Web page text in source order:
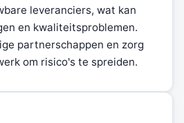
leveranciers, wat kan
en kwaliteitsproblemen.
partnerschappen en zorg
om risico's te spreiden.